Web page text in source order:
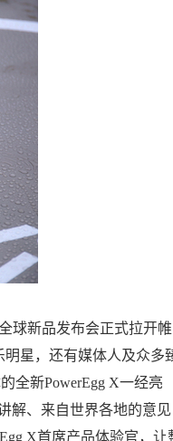
球新品发布会正式拉开帷
星，还有媒体人及众多
全新PowerEgg X一经亮
解、来自世界各地的意见
X首席产品体验官，让